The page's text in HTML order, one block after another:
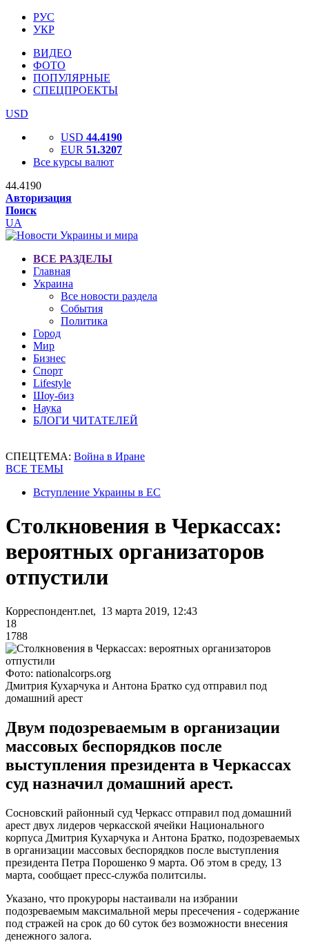
РУС
УКР
ВИДЕО
ФОТО
ПОПУЛЯРНЫЕ
СПЕЦПРОЕКТЫ
USD
USD 44.4190
EUR 51.3207
Все курсы валют
44.4190
Авторизация
Поиск
UA
ВСЕ РАЗДЕЛЫ
Главная
Украина
Все новости раздела
События
Политика
Город
Мир
Бизнес
Спорт
Lifestyle
Шоу-биз
Наука
БЛОГИ ЧИТАТЕЛЕЙ
СПЕЦТЕМА: Война в Иране
ВСЕ ТЕМЫ
Вступление Украины в ЕС
Столкновения в Черкассах:
вероятных организаторов
отпустили
Корреспондент.net, 13 марта 2019, 12:43
18
1788
Фото: nationalcorps.org
Дмитрия Кухарчука и Антона Братко суд отправил под
домашний арест
Двум подозреваемым в организации
массовых беспорядков после
выступления президента в Черкассах
суд назначил домашний арест.
Сосновский районный суд Черкасс отправил под домашний
арест двух лидеров черкасской ячейки Национального
корпуса Дмитрия Кухарчука и Антона Братко, подозреваемых
в организации массовых беспорядков после выступления
президента Петра Порошенко 9 марта. Об этом в среду, 13
марта, сообщает пресс-служба политсилы.
Указано, что прокуроры настаивали на избрании
подозреваемым максимальной меры пресечения - содержание
под стражей на срок до 60 суток без возможности внесения
денежного залога.